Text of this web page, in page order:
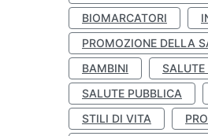
BIOMARCATORI
PROMOZIONE DELLA
BAMBINI
SALUTE PUBBLICA
STILI DI VITA